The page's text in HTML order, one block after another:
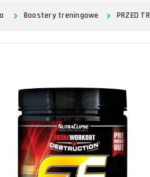
Boostery treningowe PRZED